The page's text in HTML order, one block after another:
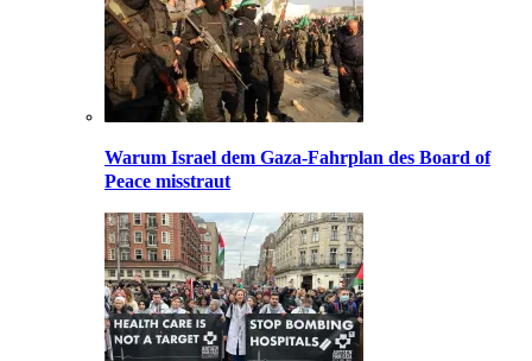
Warum Israel dem Gaza-Fahrplan des Board of
Peace misstraut